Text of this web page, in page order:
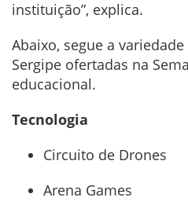
instituição”, explica.
Abaixo, segue a
Sergipe ofertadas na
educacional.
Tecnologia
Circuito de Drones
Arena Games